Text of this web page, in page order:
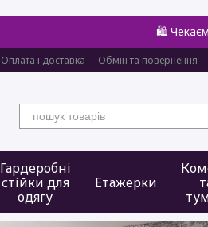
🛍️
Оплата і доставка Обмін та повернення
Гардеробні
стійки для
одягу
Етажерки